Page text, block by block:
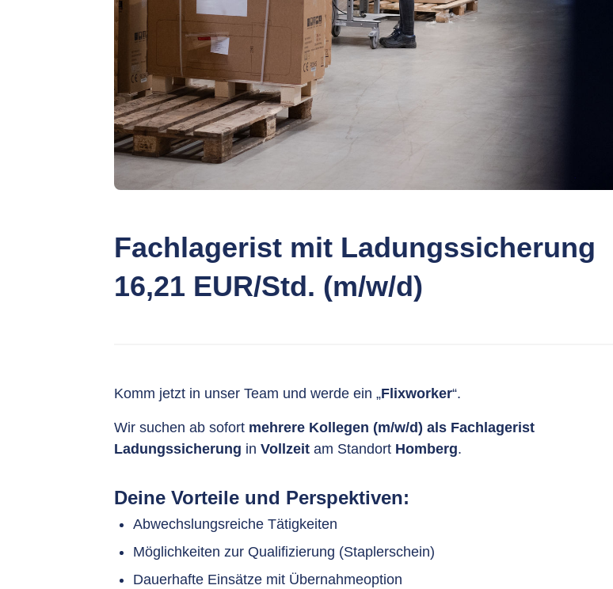
Fachlagerist mit Ladungssicherung
16,21 EUR/Std. (m/w/d)
Komm jetzt in unser Team und werde ein „Flixworker“.
Wir suchen ab sofort mehrere Kollegen (m/w/d) als Fachlagerist
Ladungssicherung in Vollzeit am Standort Homberg.
Deine Vorteile und Perspektiven:
Abwechslungsreiche Tätigkeiten
Möglichkeiten zur Qualifizierung (Staplerschein)
Dauerhafte Einsätze mit Übernahmeoption